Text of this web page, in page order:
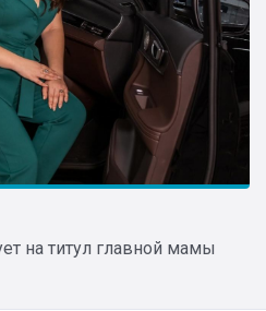
на титул главной мамы